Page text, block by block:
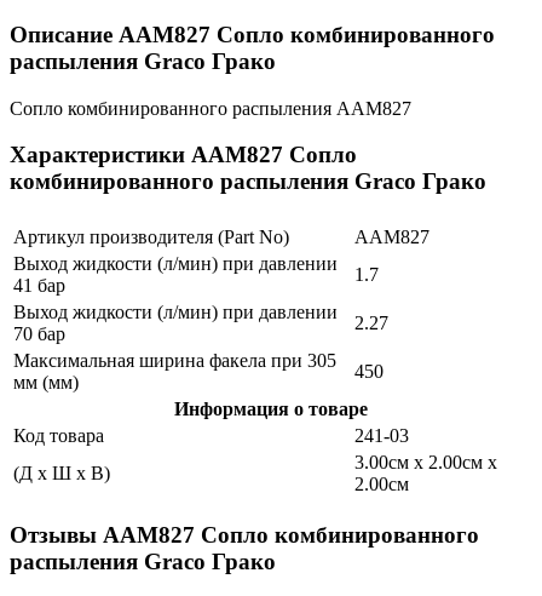
Описание AAM827 Сопло комбинированного
распыления Graco Грако
Сопло комбинированного распыления AAM827
Характеристики AAM827 Сопло
комбинированного распыления Graco Грако
Артикул производителя (Part No)
AAM827
Выход жидкости (л/мин) при давлении
41 бар
1.7
Выход жидкости (л/мин) при давлении
70 бар
2.27
Максимальная ширина факела при 305
мм (мм)
450
Информация о товаре
Код товара
241-03
(Д x Ш x В)
3.00см x 2.00см x
2.00см
Отзывы AAM827 Сопло комбинированного
распыления Graco Грако